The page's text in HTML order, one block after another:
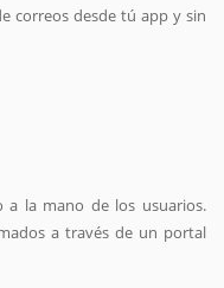
correos desde tú app y sin
a la mano de los usuarios.
a través de un portal